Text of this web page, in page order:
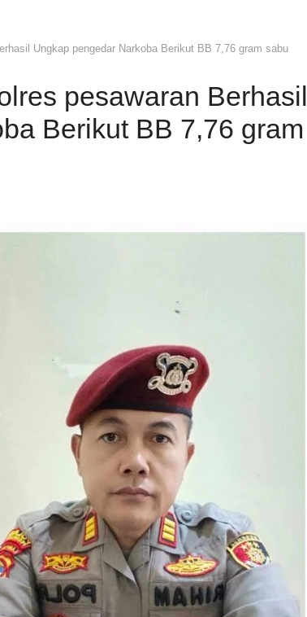
Ungkap pengedar Narkoba Berikut BB 7,76 gram sabu
pesawaran Berhasil
Berikut BB 7,76 gram